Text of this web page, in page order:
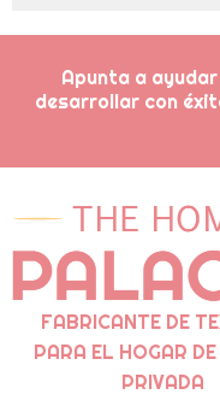
Apunta a
desarrollar con
FABRICANTE DE
PARA EL HOGAR
PRIVADA